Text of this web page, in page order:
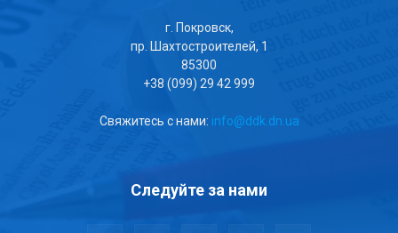
г. Покровск,
пр. Шахтостроителей, 1
85300
+38 (099) 29 42 999
Свяжитесь с нами: info@ddk.dn.ua
Следуйте за нами